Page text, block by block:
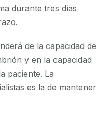
durante tres días
de la capacidad de
y en la capacidad
paciente. La
es la de mantener